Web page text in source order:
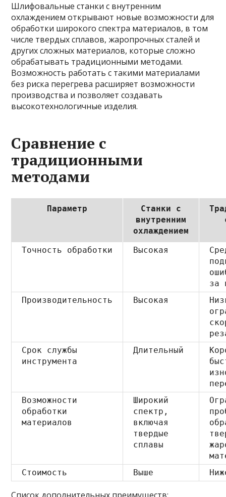
Шлифовальные станки с внутренним
охлаждением открывают новые возможности для
обработки широкого спектра материалов, в том
числе твердых сплавов, жаропрочных сталей и
других сложных материалов, которые сложно
обрабатывать традиционными методами.
Возможность работать с такими материалами
без риска перегрева расширяет возможности
производства и позволяет создавать
высокотехнологичные изделия.
Сравнение с
традиционными
методами
Параметр
Станки с
внутренним
охлаждением
Точность обработки Высокая
за
Производительность
Высокая
Срок службы
инструмента
Длительный
Возможности
обработки
материалов
Широкий
спектр,
включая
твердые
сплавы
Стоимость
Выше